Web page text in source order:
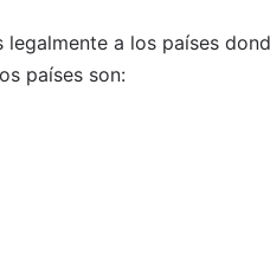
a los países
países son: